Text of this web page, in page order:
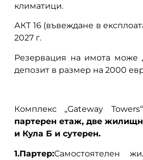
климатици.
АКТ 16 (въвеждане в
2027 г.
Резервация на имота може
депозит в размер на 2000
Комплекс „Gateway
партерен етаж, две
и Кула Б и сутерен.
1.Партер:Самостоятелен